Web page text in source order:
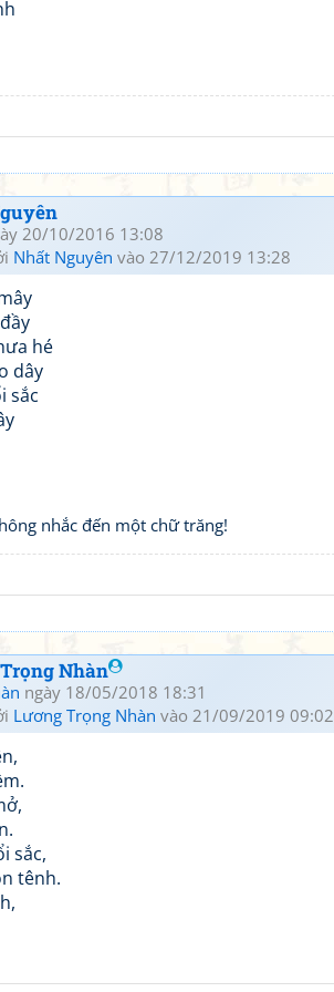
20/10/2016 13:08
Nhất Nguyên vào 27/12/2019 13:28
hé
dây
sắc
nhắc đến một chữ trăng!
Nhàn
ngày 18/05/2018 18:31
Lương Trọng Nhàn vào 21/09/2019 09:02
sắc,
tênh.